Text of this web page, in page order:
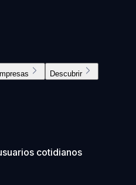
Descubrir
cotidianos